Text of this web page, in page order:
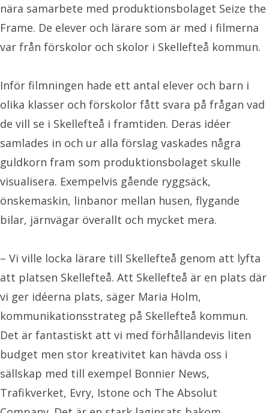
nära samarbete med produktionsbolaget Seize the
Frame. De elever och lärare som är med i filmerna
var från förskolor och skolor i Skellefteå kommun.
Inför filmningen hade ett antal elever och barn i
olika klasser och förskolor fått svara på frågan vad
de vill se i Skellefteå i framtiden. Deras idéer
samlades in och ur alla förslag vaskades några
guldkorn fram som produktionsbolaget skulle
visualisera. Exempelvis gående ryggsäck,
önskemaskin, linbanor mellan husen, flygande
bilar, järnvägar överallt och mycket mera.
– Vi ville locka lärare till Skellefteå genom att lyfta
att platsen Skellefteå. Att Skellefteå är en plats där
vi ger idéerna plats, säger Maria Holm,
kommunikationsstrateg på Skellefteå kommun.
Det är fantastiskt att vi med förhållandevis liten
budget men stor kreativitet kan hävda oss i
sällskap med till exempel Bonnier News,
Trafikverket, Evry, Istone och The Absolut